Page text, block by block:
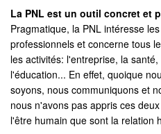
La PNL est un outil concret et
Pragmatique, la PNL intéresse
professionnels et concerne tous
les activités: l'entreprise, la
l'éducation... En effet, quoique
soyons, nous communiquons et
nous n'avons pas appris ces
l'être humain que sont la relation